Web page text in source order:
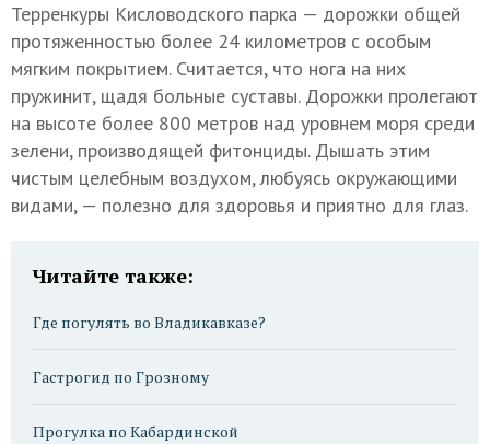
Терренкуры Кисловодского парка — дорожки общей
протяженностью более 24 километров с особым
мягким покрытием. Считается, что нога на них
пружинит, щадя больные суставы. Дорожки пролегают
на высоте более 800 метров над уровнем моря среди
зелени, производящей фитонциды. Дышать этим
чистым целебным воздухом, любуясь окружающими
видами, — полезно для здоровья и приятно для глаз.
Читайте также:
Где погулять во Владикавказе?
Гастрогид по Грозному
Прогулка по Кабардинской